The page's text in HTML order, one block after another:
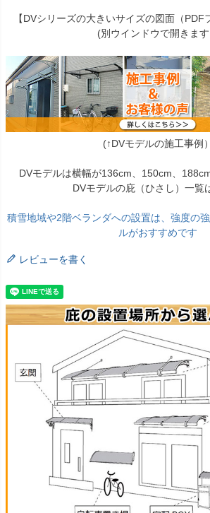
【DVシリーズの大きいサイズの図面（PDF
(別ウインドウで開きます
(↑DVモデルの施工事例）
DVモデルは横幅が136cm、150cm、
DVモデルの庇（ひさし）一覧
積雪地域や2階ベランダへの設置は、強度の
ルがおすすめです
レビューを書く